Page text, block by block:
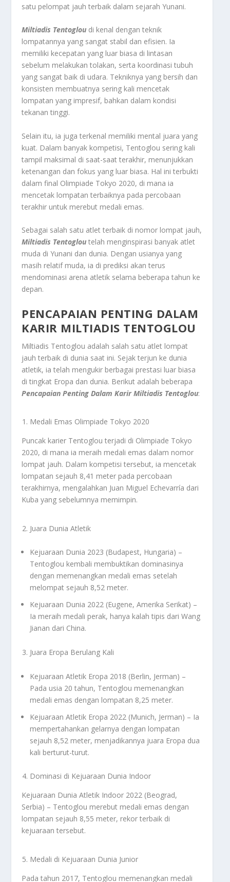
satu pelompat jauh terbaik dalam sejarah Yunani.
Miltiadis Tentoglou di kenal dengan teknik
lompatannya yang sangat stabil dan efisien. Ia
memiliki kecepatan yang luar biasa di lintasan
sebelum melakukan tolakan, serta koordinasi tubuh
yang sangat baik di udara. Tekniknya yang bersih dan
konsisten membuatnya sering kali mencetak
lompatan yang impresif, bahkan dalam kondisi
tekanan tinggi.
Selain itu, ia juga terkenal memiliki mental juara yang
kuat. Dalam banyak kompetisi, Tentoglou sering kali
tampil maksimal di saat-saat terakhir, menunjukkan
ketenangan dan fokus yang luar biasa. Hal ini terbukti
dalam final Olimpiade Tokyo 2020, di mana ia
mencetak lompatan terbaiknya pada percobaan
terakhir untuk merebut medali emas.
Sebagai salah satu atlet terbaik di nomor lompat jauh,
Miltiadis Tentoglou telah menginspirasi banyak atlet
muda di Yunani dan dunia. Dengan usianya yang
masih relatif muda, ia di prediksi akan terus
mendominasi arena atletik selama beberapa tahun ke
depan.
PENCAPAIAN PENTING DALAM
KARIR MILTIADIS TENTOGLOU
Miltiadis Tentoglou adalah salah satu atlet lompat
jauh terbaik di dunia saat ini. Sejak terjun ke dunia
atletik, ia telah mengukir berbagai prestasi luar biasa
di tingkat Eropa dan dunia. Berikut adalah beberapa
Pencapaian Penting Dalam Karir Miltiadis Tentoglou:
Medali Emas Olimpiade Tokyo 2020
Puncak karier Tentoglou terjadi di Olimpiade Tokyo
2020, di mana ia meraih medali emas dalam nomor
lompat jauh. Dalam kompetisi tersebut, ia mencetak
lompatan sejauh 8,41 meter pada percobaan
terakhirnya, mengalahkan Juan Miguel Echevarría dari
Kuba yang sebelumnya memimpin.
Juara Dunia Atletik
Kejuaraan Dunia 2023 (Budapest, Hungaria) –
Tentoglou kembali membuktikan dominasinya
dengan memenangkan medali emas setelah
melompat sejauh 8,52 meter.
Kejuaraan Dunia 2022 (Eugene, Amerika Serikat) –
Ia meraih medali perak, hanya kalah tipis dari Wang
Jianan dari China.
Juara Eropa Berulang Kali
Kejuaraan Atletik Eropa 2018 (Berlin, Jerman) –
Pada usia 20 tahun, Tentoglou memenangkan
medali emas dengan lompatan 8,25 meter.
Kejuaraan Atletik Eropa 2022 (Munich, Jerman) – Ia
mempertahankan gelarnya dengan lompatan
sejauh 8,52 meter, menjadikannya juara Eropa dua
kali berturut-turut.
Dominasi di Kejuaraan Dunia Indoor
Kejuaraan Dunia Atletik Indoor 2022 (Beograd,
Serbia) – Tentoglou merebut medali emas dengan
lompatan sejauh 8,55 meter, rekor terbaik di
kejuaraan tersebut.
Medali di Kejuaraan Dunia Junior
Pada tahun 2017, Tentoglou memenangkan medali